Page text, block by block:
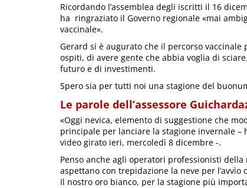
Ricordando l’assemblea degli iscritti il 16
ha ringraziato il Governo regionale «mai
vaccinale».
Gerard si è augurato che il percorso
ospiti, di avere gente che abbia voglia di
futuro e di investimenti.
Spero sia per tutti noi una stagione del
Le parole dell’assessore
«Oggi nevica, elemento di suggestione che
principale per lanciare la stagione invernale –
video girato ieri, mercoledì 8 dicembre -.
Penso anche agli operatori professionisti
aspettano con trepidazione la neve per l’avvìo
Il nostro oro bianco, per la stagione più